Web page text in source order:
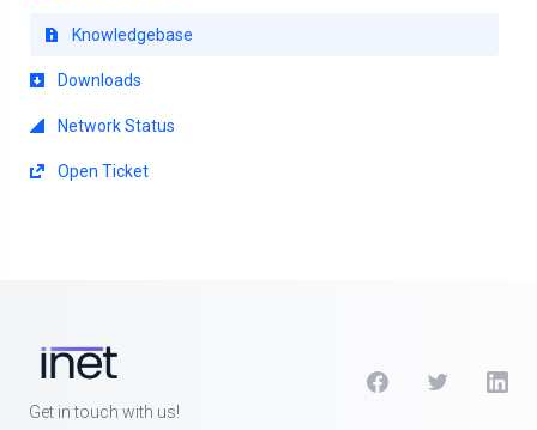
Knowledgebase
Downloads
Network Status
Open Ticket
Get in touch with us!